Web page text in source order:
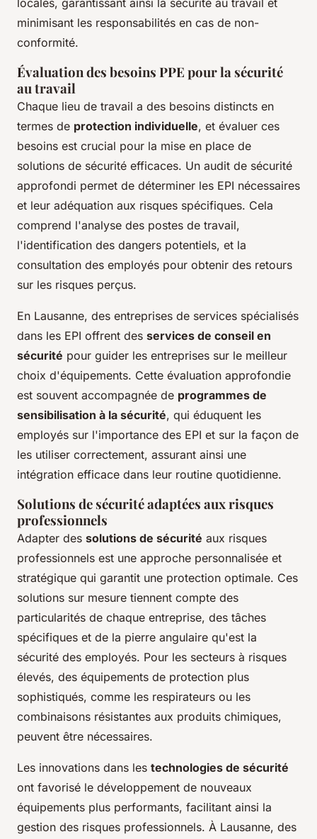
locales, garantissant ainsi la sécurité au travail et
minimisant les responsabilités en cas de non-
conformité.
Évaluation des besoins PPE pour la sécurité
au travail
Chaque lieu de travail a des besoins distincts en
termes de protection individuelle, et évaluer ces
besoins est crucial pour la mise en place de
solutions de sécurité efficaces. Un audit de sécurité
approfondi permet de déterminer les EPI nécessaires
et leur adéquation aux risques spécifiques. Cela
comprend l'analyse des postes de travail,
l'identification des dangers potentiels, et la
consultation des employés pour obtenir des retours
sur les risques perçus.
En Lausanne, des entreprises de services spécialisés
dans les EPI offrent des services de conseil en
sécurité pour guider les entreprises sur le meilleur
choix d'équipements. Cette évaluation approfondie
est souvent accompagnée de programmes de
sensibilisation à la sécurité, qui éduquent les
employés sur l'importance des EPI et sur la façon de
les utiliser correctement, assurant ainsi une
intégration efficace dans leur routine quotidienne.
Solutions de sécurité adaptées aux risques
professionnels
Adapter des solutions de sécurité aux risques
professionnels est une approche personnalisée et
stratégique qui garantit une protection optimale. Ces
solutions sur mesure tiennent compte des
particularités de chaque entreprise, des tâches
spécifiques et de la pierre angulaire qu'est la
sécurité des employés. Pour les secteurs à risques
élevés, des équipements de protection plus
sophistiqués, comme les respirateurs ou les
combinaisons résistantes aux produits chimiques,
peuvent être nécessaires.
Les innovations dans les technologies de sécurité
ont favorisé le développement de nouveaux
équipements plus performants, facilitant ainsi la
gestion des risques professionnels. À Lausanne, des